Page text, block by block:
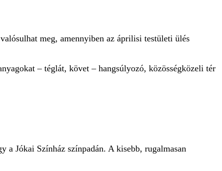
meg, amennyiben az áprilisi testületi ülés
– téglát, követ – hangsúlyozó, közösségközeli tér
a Jókai Színház színpadán. A kisebb, rugalmasan